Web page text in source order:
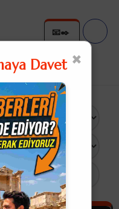
📧✒️
12 Sonuç
×
Davet